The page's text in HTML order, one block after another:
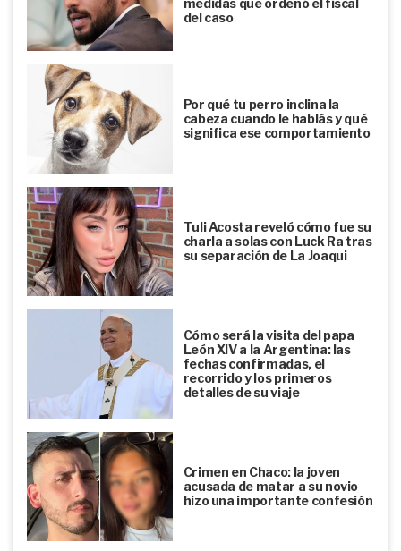
del caso
Por qué tu perro inclina la
cabeza cuando le hablás y qué
significa ese comportamiento
Tuli Acosta reveló cómo fue su
charla a solas con Luck Ra tras
su separación de La Joaqui
Cómo será la visita del papa
León XIV a la Argentina: las
fechas confirmadas, el
recorrido y los primeros
detalles de su viaje
Crimen en Chaco: la joven
acusada de matar a su novio
hizo una importante confesión